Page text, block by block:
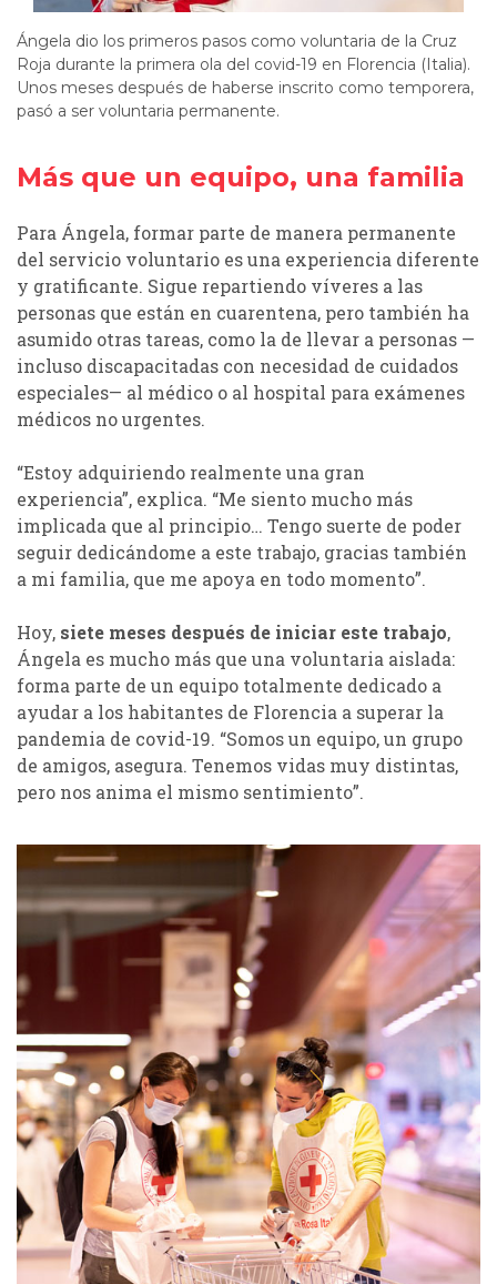
Ángela dio los primeros pasos como voluntaria de la Cruz
Roja durante la primera ola del covid-19 en Florencia (Italia).
Unos meses después de haberse inscrito como temporera,
pasó a ser voluntaria permanente.
Más que un equipo, una familia
Para Ángela, formar parte de manera permanente
del servicio voluntario es una experiencia diferente
y gratificante. Sigue repartiendo víveres a las
personas que están en cuarentena, pero también ha
asumido otras tareas, como la de llevar a personas —
incluso discapacitadas con necesidad de cuidados
especiales— al médico o al hospital para exámenes
médicos no urgentes.
“Estoy adquiriendo realmente una gran
experiencia”, explica. “Me siento mucho más
implicada que al principio… Tengo suerte de poder
seguir dedicándome a este trabajo, gracias también
a mi familia, que me apoya en todo momento”.
Hoy, siete meses después de iniciar este trabajo,
Ángela es mucho más que una voluntaria aislada:
forma parte de un equipo totalmente dedicado a
ayudar a los habitantes de Florencia a superar la
pandemia de covid-19. “Somos un equipo, un grupo
de amigos, asegura. Tenemos vidas muy distintas,
pero nos anima el mismo sentimiento”.